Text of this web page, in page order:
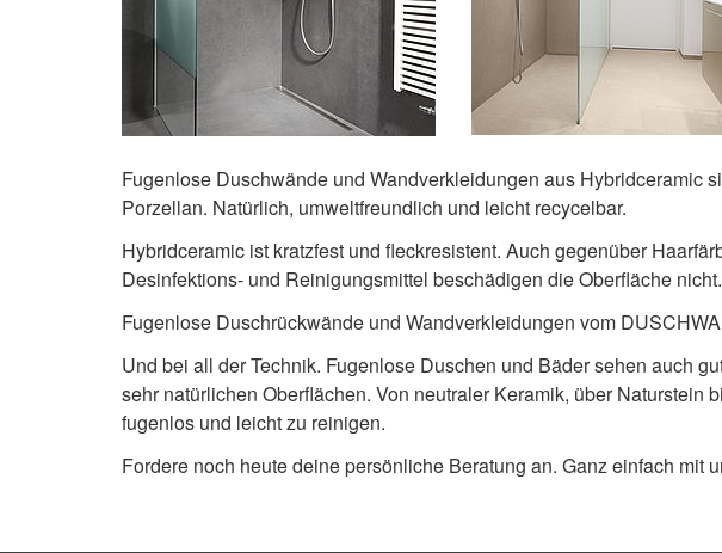
Fugenlose Duschwände und Wandverkleidungen aus Hybridceramic
Porzellan. Natürlich, umweltfreundlich und leicht recycelbar.
Hybridceramic ist kratzfest und fleckresistent. Auch gegenüber
Desinfektions- und Reinigungsmittel beschädigen die Oberfläche nicht.
Fugenlose Duschrückwände und Wandverkleidungen vom
Und bei all der Technik. Fugenlose Duschen und Bäder sehen auch
sehr natürlichen Oberflächen. Von neutraler Keramik, über
fugenlos und leicht zu reinigen.
Fordere noch heute deine persönliche Beratung an. Ganz einfach mit